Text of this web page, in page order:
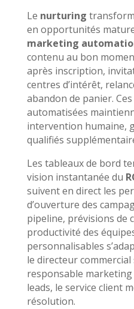
Le nurturing
en opportunités
marketing
contenu au bon
après inscription,
centres d’intérêt,
abandon de panier.
automatisées
intervention humaine,
qualifiés
Les tableaux de bord
vision instantanée du
suivent en direct les
d’ouverture des
pipeline, prévisions de
productivité des
personnalisables
le directeur
responsable marketing
leads, le service client
résolution.